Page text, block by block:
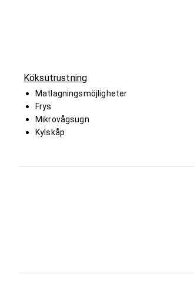
Köksutrustning
Matlagningsmöjligheter
Frys
Mikrovågsugn
Kylskåp